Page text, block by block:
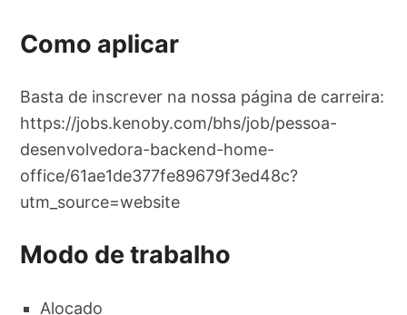
Como aplicar
Basta de inscrever na nossa página de carreira:
https://jobs.kenoby.com/bhs/job/pessoa-
desenvolvedora-backend-home-
office/61ae1de377fe89679f3ed48c?
utm_source=website
Modo de trabalho
Alocado